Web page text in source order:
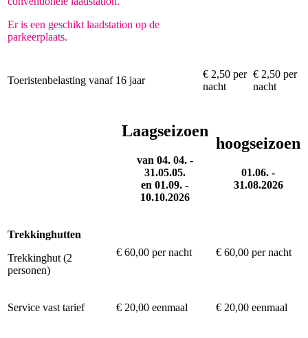
Er is een geschikt laadstation op de
parkeerplaats.
Toeristenbelasting vanaf 16 jaar
€ 2,50 per
nacht
€ 2,50 per
nacht
Laagseizoen
van 04. 04. -
31.05.05.
en 01.09. -
10.10.2026
hoogseizoen
01.06. -
31.08.2026
Trekkinghutten
Trekkinghut (2
personen)
€ 60,00 per nacht € 60,00 per nacht
Service vast tarief € 20,00 eenmaal € 20,00 eenmaal